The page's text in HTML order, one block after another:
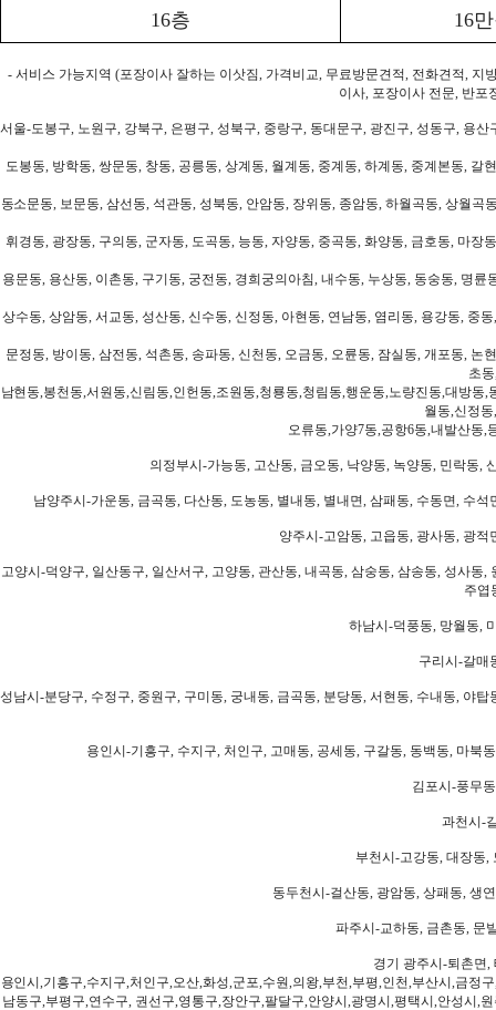
16층 16
- 서비스 가능지역 (포장이사 잘하는 이삿짐, 가격비교, 무료방문견적, 전화견적,
이사, 포장이사 전문, 반포
서울-도봉구, 노원구, 강북구, 은평구, 성북구, 중랑구, 동대문구, 광진구, 성동구, 용
도봉동, 방학동, 쌍문동, 창동, 공릉동, 상계동, 월계동, 중계동, 하계동, 중계본동,
동소문동, 보문동, 삼선동, 석관동, 성북동, 안암동, 장위동, 종암동, 하월곡동, 상월
휘경동, 광장동, 구의동, 군자동, 도곡동, 능동, 자양동, 중곡동, 화양동, 금호동, 마
용문동, 용산동, 이촌동, 구기동, 궁전동, 경희궁의아침, 내수동, 누상동, 동숭동, 명
상수동, 상암동, 서교동, 성산동, 신수동, 신정동, 아현동, 연남동, 염리동, 용강동, 중
문정동, 방이동, 삼전동, 석촌동, 송파동, 신천동, 오금동, 오륜동, 잠실동, 개포동,
초
남현동,봉천동,서원동,신림동,인헌동,조원동,청룡동,청림동,행운동,노량진동,대방
월동,신정
오류동,가양7동,공항6동,내발산동,
의정부시-가능동, 고산동, 금오동, 낙양동, 녹양동, 민락동,
남양주시-가운동, 금곡동, 다산동, 도농동, 별내동, 별내면, 삼패동, 수동면, 수
양주시-고암동, 고읍동, 광사동, 광
고양시-덕양구, 일산동구, 일산서구, 고양동, 관산동, 내곡동, 삼숭동, 삼송동, 성사
주엽
하남시-덕풍동, 망월동,
구리시-갈매
성남시-분당구, 수정구, 중원구, 구미동, 궁내동, 금곡동, 분당동, 서현동, 수내동, 야
용인시-기흥구, 수지구, 처인구, 고매동, 공세동, 구갈동, 동백동, 마북
김포시-풍무
과천시-
부천시-고강동, 대장동,
동두천시-걸산동, 광암동, 상패동, 생
파주시-교하동, 금촌동, 문
경기 광주시-퇴촌면,
용인시,기흥구,수지구,처인구,오산,화성,군포,수원,의왕,부천,부평,인천,부산시,금
남동구,부평구,연수구, 권선구,영통구,장안구,팔달구,안양시,광명시,평택시,안성시,